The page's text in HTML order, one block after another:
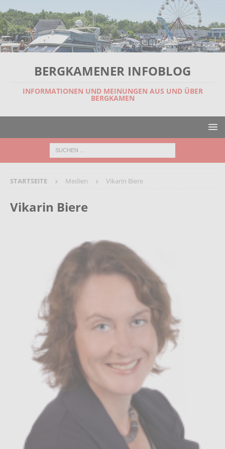
BERGKAMENER INFOBLOG
INFORMATIONEN UND MEINUNGEN AUS UND ÜBER
BERGKAMEN
STARTSEITE Medien Vikarin Biere
Vikarin Biere